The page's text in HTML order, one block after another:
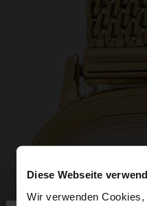
Diese Webseite
Wir verwenden